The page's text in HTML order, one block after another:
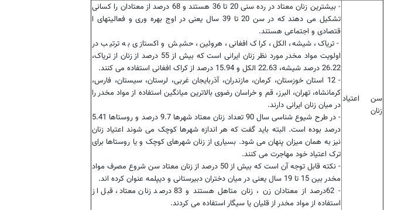
سن اعتیاد
زنان
- بیشترین زنان معتاد در رده سنی 20 تا 36 هستند و 68 درصد از معتادان را کسانی
تشکیل می دهند که در سن 20 تا 39 سال یعنی در اوج بهره وری و فعالیتهای ا
قتصادی و اجتماعی هستند.
- تریاک، شیشه، الکل، کراک افغانی، هروئین، حشیش و اکستازی به ترتیب در
اولویت مواد مخدر مورد نظر زنان ایرانی است که بیش از 55 درصد از زنان از تریاک،
26.22 درصد شیشه، 22.63 الکل و 15.94 درصد از کراک افغانی استفاده می کنند.
- 12 استان خوزستان، کرمان، مازندران، آذربایجان غربی، لرستان، سیستان، فارس،
کرمانشاه، تهران، البرز، قم و خراسان رضوی بالاترین میانگین استفاده از مواد مخدر را
در میان زنان ایرانی دارند.
- در طرح شیوع شناسی سال 90 تعداد زنان معتاد شهرها 9.7 درصد و روستاها 5.41
درصد بوده است. البته باید گفت که هر اندازه شهرها کوچک می شوند اعتیاد زنان
نیز به همان میزان پنهان می شود. بسیاری از زنان شهرهای کوچک و یا روستاها برای
ترک اعتیاد خود مهاجرت می کنند.
- نکته قابل توجه آن است که بیش از 50 درصد از زنان معتاد سن شروع مصرف مواد
مخدر بین 15 تا 19 سال یعنی در میان دختران دبیرستانی و دیپلمه عنوان کرده اند.
- 62درصد از معتادان زن ، زنان متاهل هستند و 83 درصد زنان معتاد، قبل از
استفاده از مواد مخدر از قلیان یا سیگار استفاده می کردند.